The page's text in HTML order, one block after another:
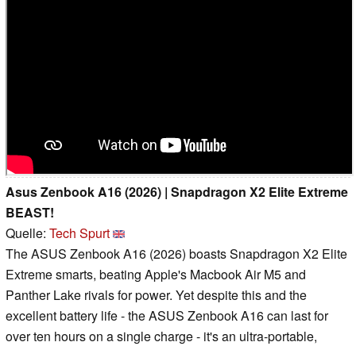
Asus Zenbook A16 (2026) | Snapdragon X2 Elite Extreme
BEAST!
Quelle: Tech Spurt
The ASUS Zenbook A16 (2026) boasts Snapdragon X2 Elite
Extreme smarts, beating Apple's Macbook Air M5 and
Panther Lake rivals for power. Yet despite this and the
excellent battery life - the ASUS Zenbook A16 can last for
over ten hours on a single charge - it's an ultra-portable,